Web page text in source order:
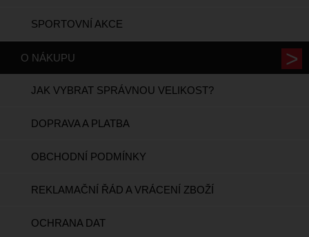
SPORTOVNÍ AKCE
O NÁKUPU
JAK VYBRAT SPRÁVNOU VELIKOST?
DOPRAVA A PLATBA
OBCHODNÍ PODMÍNKY
REKLAMAČNÍ ŘÁD A VRÁCENÍ ZBOŽÍ
OCHRANA DAT